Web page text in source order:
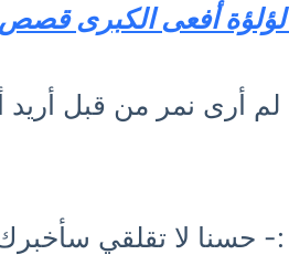
أفعى الكبرى قصص
أرى نمر من قبل
:- حسنا لا تقلقي